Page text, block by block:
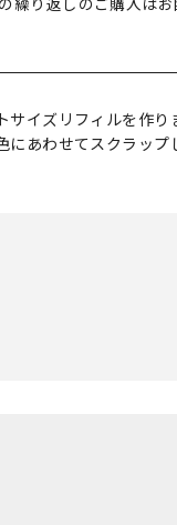
イズリフィルを作り
あわせてスクラッ